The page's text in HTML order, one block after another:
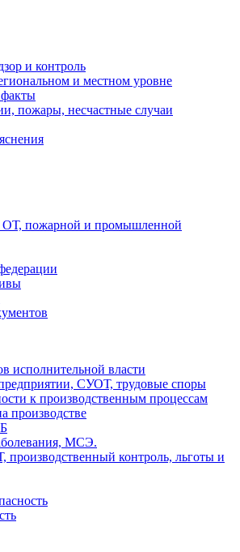
и контроль
и местном уровне
пожары, несчастные случаи
ОТ, пожарной и промышленной
исполнительной власти
СУОТ, трудовые споры
к производственным процессам
производстве
МСЭ.
производственный контроль, льготы и